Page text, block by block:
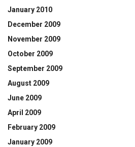
January 2010
December 2009
November 2009
October 2009
September 2009
August 2009
June 2009
April 2009
February 2009
January 2009